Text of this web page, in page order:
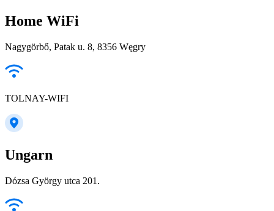
Home WiFi
Nagygörbő, Patak u. 8, 8356 Węgry
TOLNAY-WIFI
Ungarn
Dózsa György utca 201.